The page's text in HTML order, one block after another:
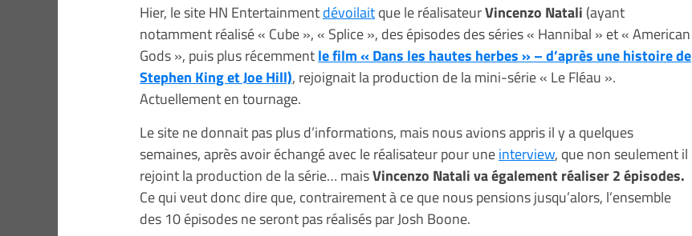
Hier, le site HN Entertainmentdévoilaitque le réalisateurVincenzo Natali (ayant
notamment réalisé « Cube », « Splice », des épisodes des séries « Hannibal » et « American
Gods », puis plus récemmentle film « Dans les hautes herbes » – d’après une histoire de
Stephen King et Joe Hill), rejoignait la production de la mini-série « Le Fléau ».
Actuellement en tournage.
Le site ne donnait pas plus d’informations, mais nous avions appris il y a quelques
semaines, après avoir échangé avec le réalisateur pour uneinterview, que non seulement il
rejoint la production de la série… maisVincenzo Natali va également réaliser 2 épisodes.
Ce qui veut donc dire que, contrairement à ce que nous pensions jusqu’alors, l’ensemble
des 10 épisodes ne seront pas réalisés par Josh Boone.